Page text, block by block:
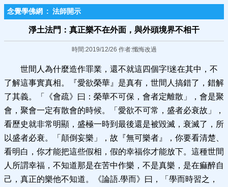
念覺學佛網 : 法師開示
淨土法門：真正樂不在外面，與外頭境界不相干
時間:2019/12/26 作者:懺悔改過
世間人為什麼造作罪業，還不就這四個字!迷在其中，不
了解這事實真相。『愛欲榮華』是真有，世間人搞錯了，錯解
了其義。「《會疏》曰：榮華不可保，會者定離散」，會是聚
會，聚會一定有散會的時候。「愛欲不可常，盛者必衰故」，
看歷史就非常明顯，盛極一時到最後還是被毀滅，衰滅了，所
以盛者必衰。「顛倒妄樂」，故『無可樂者』，你要看清楚、
看明白，你才能把這些假相，假的幸福你才能放下。這種世間
人所謂幸福，不知道那是在苦中作樂，不是真樂，是在痲醉自
己，真正的樂他不知道。《論語.學而》曰，「學而時習之，